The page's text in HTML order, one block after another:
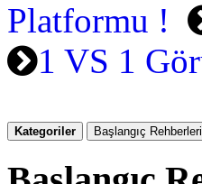
Platformu !
1 VS 1
Kategoriler Başlangıç Rehberleri